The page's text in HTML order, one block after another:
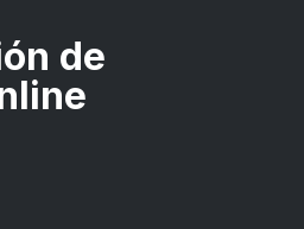
de